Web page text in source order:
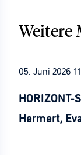
Weitere
05. Juni 2026
Hermert,